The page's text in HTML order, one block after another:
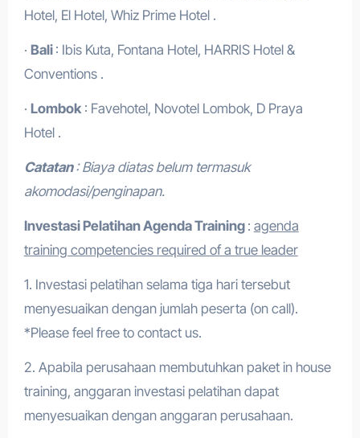
Hotel, El Hotel, Whiz Prime Hotel .
· Bali : Ibis Kuta, Fontana Hotel, HARRIS Hotel &
Conventions .
· Lombok: Favehotel, Novotel Lombok, D Praya
Hotel .
Catatan: Biaya diatas belum termasuk
akomodasi/penginapan.
Investasi Pelatihan Agenda Training : agenda
training competencies required of a true leader
1. Investasi pelatihan selama tiga hari tersebut
menyesuaikan dengan jumlah peserta (on call).
*Please feel free to contact us.
2. Apabila perusahaan membutuhkan paket in house
training, anggaran investasi pelatihan dapat
menyesuaikan dengan anggaran perusahaan.